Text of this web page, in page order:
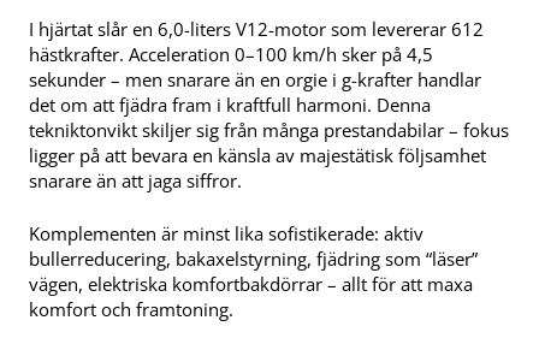
I hjärtat slår en 6,0-liters V12-motor som levererar 612
hästkrafter. Acceleration 0–100 km/h sker på 4,5
sekunder – men snarare än en orgie i g-krafter handlar
det om att fjädra fram i kraftfull harmoni. Denna
tekniktonvikt skiljer sig från många prestandabilar – fokus
ligger på att bevara en känsla av majestätisk följsamhet
snarare än att jaga siffror.
Komplementen är minst lika sofistikerade: aktiv
bullerreducering, bakaxelstyrning, fjädring som “läser”
vägen, elektriska komfortbakdörrar – allt för att maxa
komfort och framtoning.